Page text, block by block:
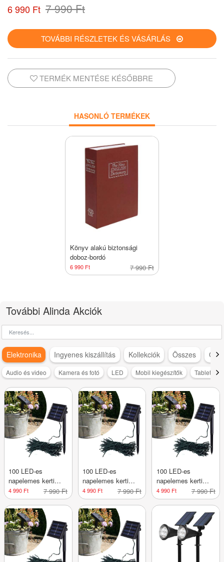
6 990 Ft 7 990 Ft
TOVÁBBI RÉSZLETEK ÉS VÁSÁRLÁS
TERMÉK MENTÉSE KÉSŐBBRE
HASONLÓ TERMÉKEK
Könyv alakú biztonsági
doboz-bordó
6 990 Ft 7 990 Ft
További Alinda Akciók
Elektronika Ingyenes kiszállítás Kollekciók Összes
Audio és video Kamera és fotó LED Mobil kiegészítők Tablet és
100 LED-es
napelemes kerti
fényfüzér-10
méteres-hideg fehér
4 990 Ft 7 990 Ft
100 LED-es
napelemes kerti
fényfüzér-10
méteres-meleg
fehér
4 990 Ft 7 990 Ft
100 LED-es
napelemes kerti
fényfüzér-10
méteres-színes
4 990 Ft 7 990 Ft